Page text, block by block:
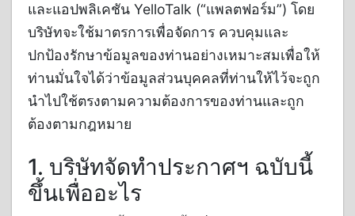
และแอปพลิเคชัน YelloTalk (“แพลตฟอร์ม”) โดย
บริษัทจะใช้มาตรการเพื่อจัดการ ควบคุมและ
ปกป้องรักษาข้อมูลของท่านอย่างเหมาะสมเพื่อให้
ท่านมั่นใจได้ว่าข้อมูลส่วนบุคคลที่ท่านให้ไว้จะถูก
นำไปใช้ตรงตามความต้องการของท่านและถูก
ต้องตามกฎหมาย
1. บริษัทจัดทำประกาศฯ ฉบับนี้
ขึ้นเพื่ออะไร